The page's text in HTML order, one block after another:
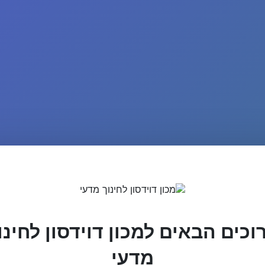
הבאים למכון דוידסון
מדעי